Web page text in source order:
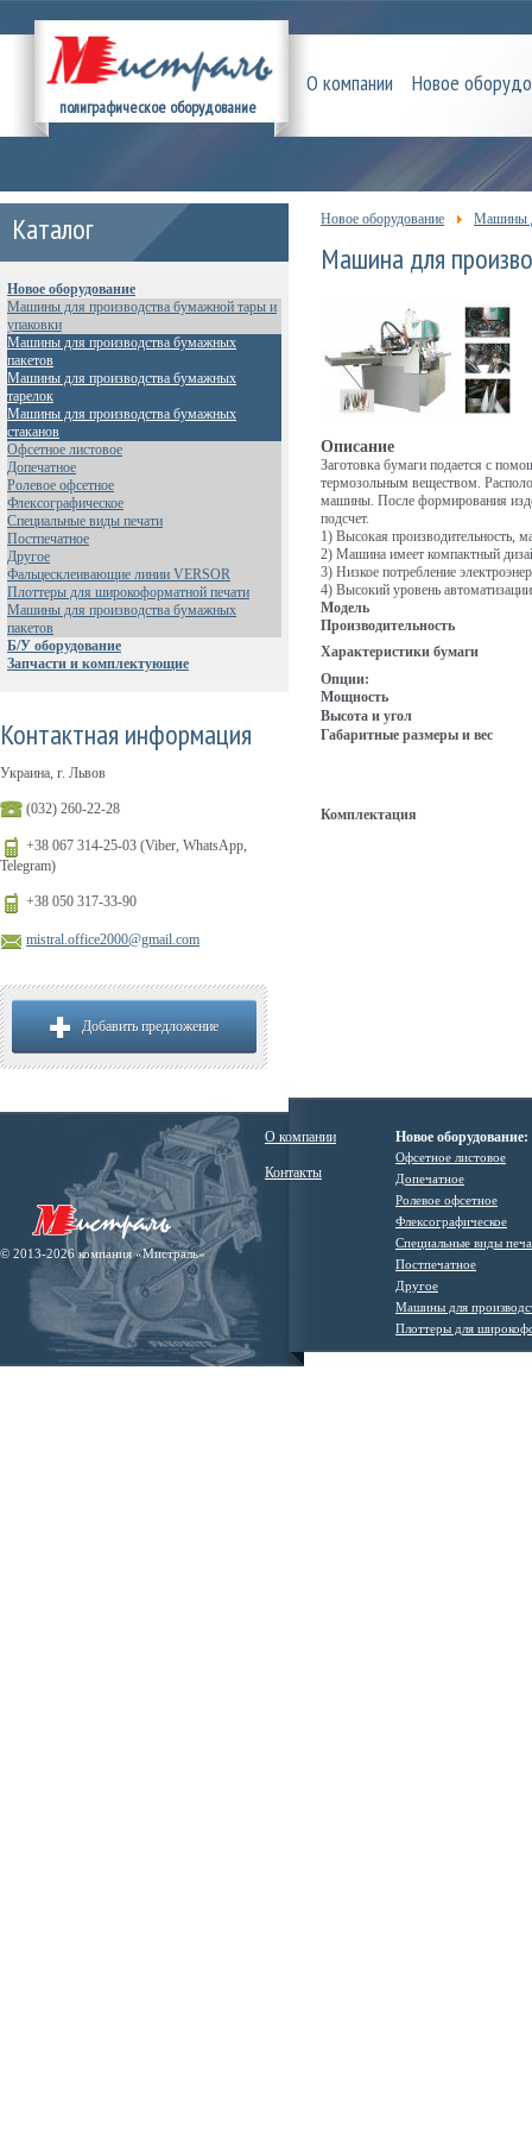
полиграфическое оборудование
О компании Новое
Каталог
Новое оборудование
Машины для производства бумажной тары и
упаковки
Машины для производства бумажных
пакетов
Машины для производства бумажных
тарелок
Машины для производства бумажных
стаканов
Офсетное листовое
Допечатное
Ролевое офсетное
Флексографическое
Специальные виды печати
Постпечатное
Другое
Фальцесклеивающие линии VERSOR
Плоттеры для широкоформатной печати
Машины для производства бумажных
пакетов
Б/У оборудование
Запчасти и комплектующие
Контактная информация
Украина, г. Львов
(032) 260-22-28
+38 067 314-25-03 (Viber, WhatsApp,
Telegram)
+38 050 317-33-90
mistral.office2000@gmail.com
Добавить предложение
Новое оборудование Машины
Машина для
Описание
Заготовка бумаги подается с
термозольным веществом.
машины. После формирования
подсчет.
1) Высокая производительность,
2) Машина имеет компактный
3) Низкое потребление
4) Высокий уровень
Модель
Производительность
Характеристики бумаги
Опции:
Мощность
Высота и угол
Габаритные размеры и вес
Комплектация
© 2013-2026 компания «Мистраль»
О компании
Контакты
Новое оборудование:
Офсетное листовое
Допечатное
Ролевое офсетное
Флексографическое
Специальные виды
Постпечатное
Другое
Машины для
Плоттеры для